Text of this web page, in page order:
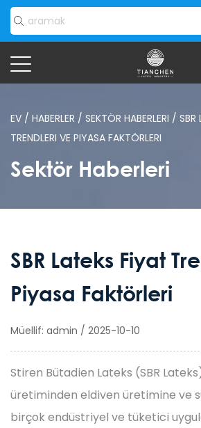
EV / HABERLER / SEKTÖR HABERLERI / SBR
TRENDLERI VE PIYASA FAKTÖRLERI
Sektör Haberleri
SBR Lateks Fiyat
Piyasa Faktörleri
Müellif: admin / 2025-10-10
Stiren Bütadien Lateks (SBR
üretiminden eldiven üretimine ve
birçok endüstriyel ve tüketici